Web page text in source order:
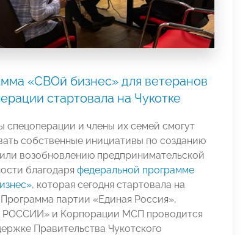
«СВОй бизнес» для ветеранов
стартовала на Чукотке
спецоперации и члены их семей смогут
собственные инициативы по созданию
возобновлению предпринимательской
благодаря федеральной программе
, которая сегодня стартовала на
Программа партии «Единая Россия»,
и Корпорации МСП проводится
Правительства Чукотского